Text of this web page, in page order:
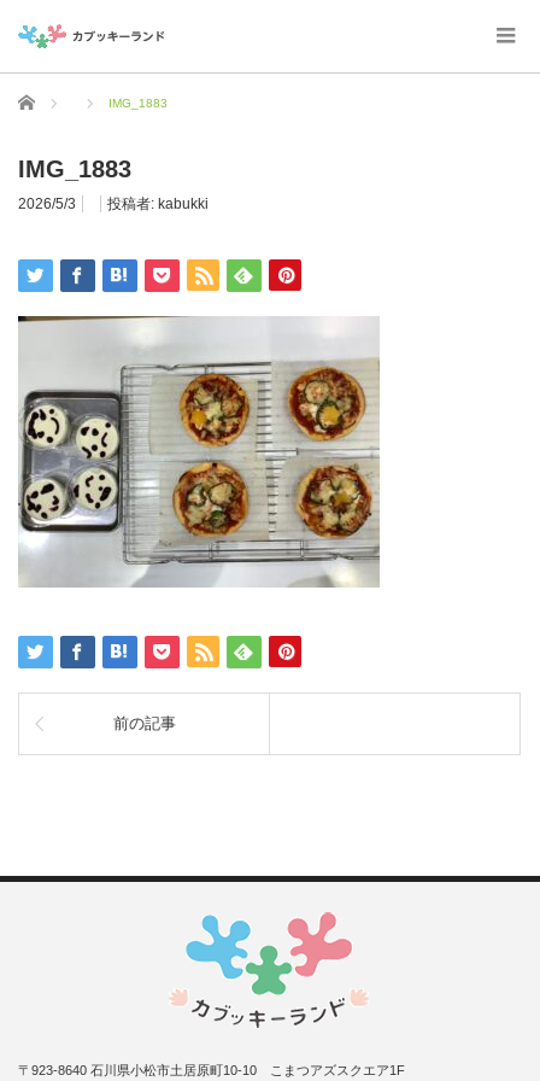
ホーム IMG_1883
IMG_1883
2026/5/3 投稿者: kabukki
前の記事
〒923-8640 石川県小松市土居原町10-10 こまつアズスクエア1F